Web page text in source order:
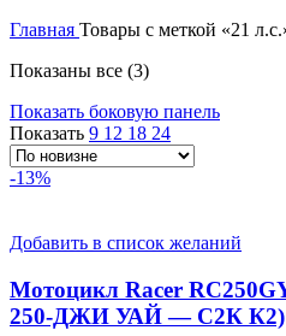
101
Главная Товары с меткой «21
Показаны все (3)Сортировка:
недавние
Показать боковую панель
Показать 9 12 18 24
-13%
Добавить в список желаний
Мотоцикл Racer
250-ДЖИ УАЙ — С2К К2)